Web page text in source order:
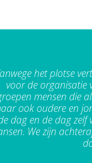
het plotse
voor de organisatie
mensen die
ook oudere en
dag en de dag
We zijn